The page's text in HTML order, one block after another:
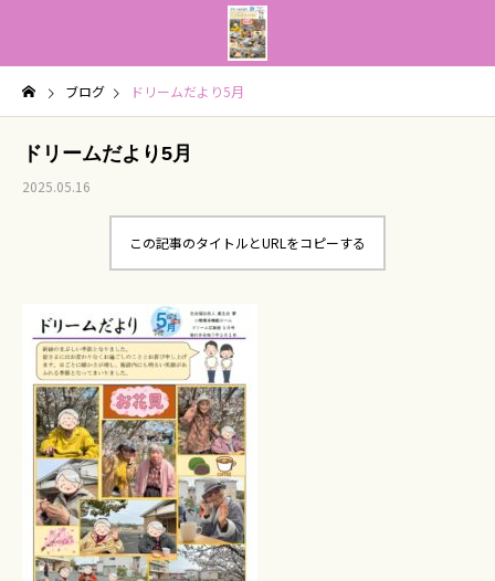
ブログ ドリームだより5月
ドリームだより5月
2025.05.16
この記事のタイトルとURLをコピーする